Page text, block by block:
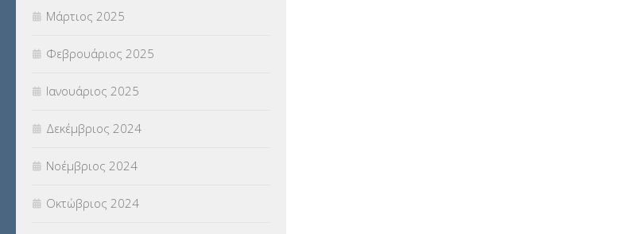
Μάρτιος 2025
Φεβρουάριος 2025
Ιανουάριος 2025
Δεκέμβριος 2024
Νοέμβριος 2024
Οκτώβριος 2024